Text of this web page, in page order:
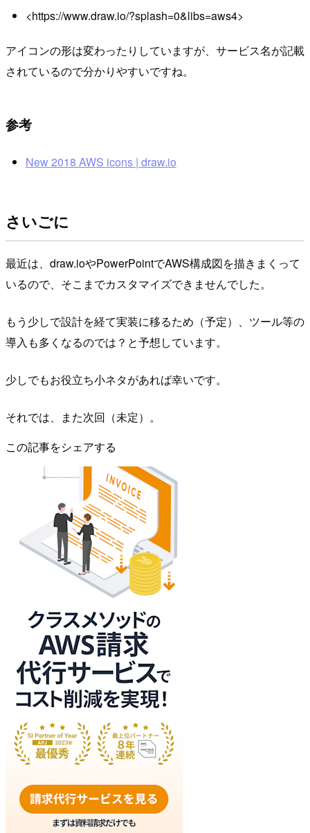
<https://www.draw.io/?splash=0&libs=aws4>
アイコンの形は変わったりしていますが、サービス名が記載
されているので分かりやすいですね。
参考
New 2018 AWS icons | draw.io
さいごに
最近は、draw.ioやPowerPointでAWS構成図を描きまくって
いるので、そこまでカスタマイズできませんでした。
もう少しで設計を経て実装に移るため（予定）、ツール等の
導入も多くなるのでは？と予想しています。
少しでもお役立ち小ネタがあれば幸いです。
それでは、また次回（未定）。
この記事をシェアする